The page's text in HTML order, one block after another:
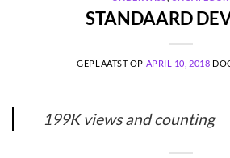
STANDAARD
GEPLAATST OP APRIL 10, 2018
199K views and counting